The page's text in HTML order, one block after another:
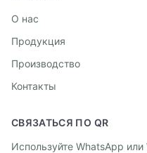
О нас
Продукция
Производство
Контакты
СВЯЗАТЬСЯ ПО QR
Используйте WhatsApp